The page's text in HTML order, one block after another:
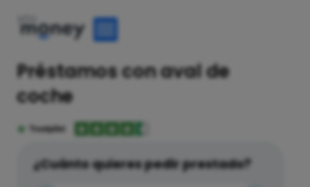
Préstamos con aval de
coche
¿Cuánto quieres pedir prestado?